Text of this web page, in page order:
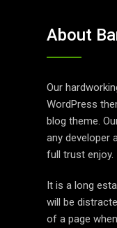
About
Our
WordPress
blog theme.
any developer
full trust enjoy.
It is a long
will be
of a page